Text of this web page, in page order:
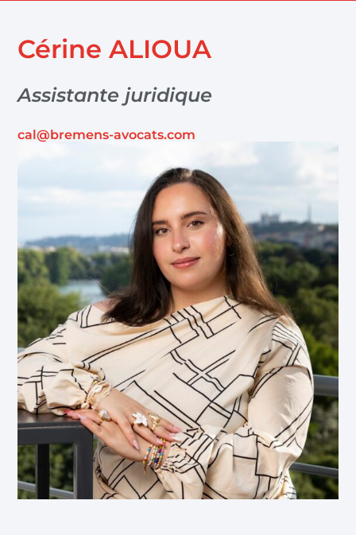
Cérine ALIOUA
Assistante juridique
cal@bremens-avocats.com